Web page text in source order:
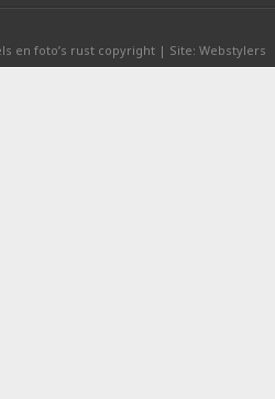
en foto’s rust copyright | Site: Webstylers